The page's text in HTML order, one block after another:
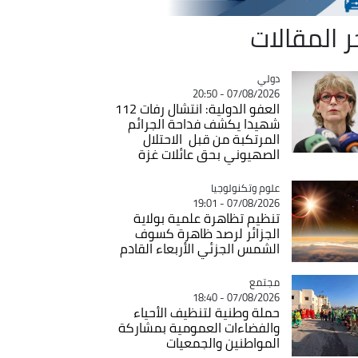
المقالات
Catégorie
دولي
07/08/2026 - 20:50
العفو الدولية: انتشال رفات 112
شهيدا يكشف فداحة الجرائم
المرتكبة من قبل الاحتلال
الصهيوني بحق عائلات غزة
Catégorie
علوم وتكنولوجيا
07/08/2026 - 19:01
تنظيم تظاهرة علمية بولاية
الجزائر لرصد ظاهرة كسوف
الشمس الجزئي الأربعاء القادم
Catégorie
مجتمع
07/08/2026 - 18:40
حملة وطنية لتنظيف الأحياء
والفضاءات العمومية بمشاركة
المواطنين والجمعيات